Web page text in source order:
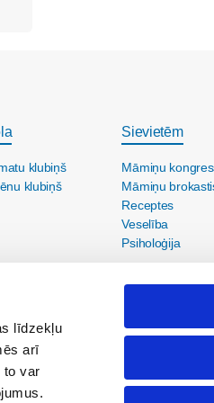
līdzekļu
arī
to var
klubiņš
klubiņš
Sievietēm
Māmiņu
Māmiņu
Receptes
Veselība
Psiholoģija